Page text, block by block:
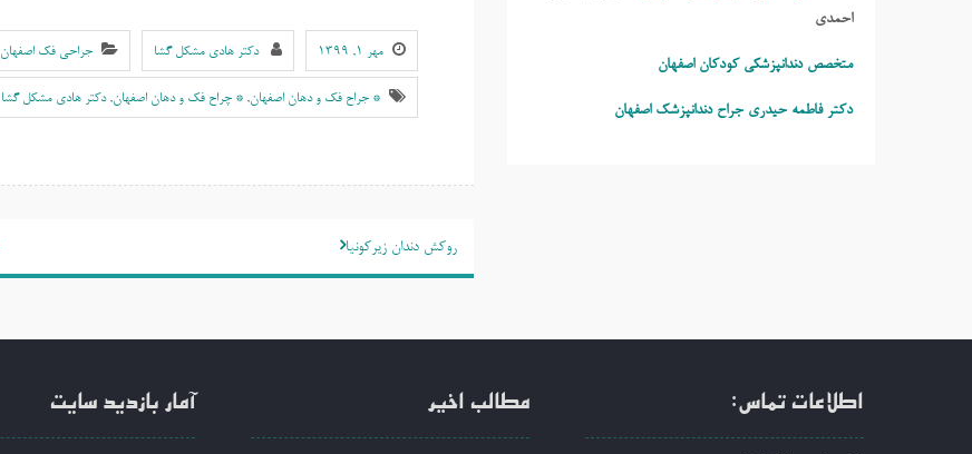
مهر ۱, ۱۳۹۹ دکتر هادی مشکل گشا جراحی فک اصفهان
* جراح فک و دهان اصفهان, * چراح فک و دهان اصفهان,دکتر هادی مشکل گشا
راهبری
روکش دندان زیرکونیا
احمدی
متخصص دندانپزشکی کودکان اصفهان
دکتر فاطمه حیدری جراح دندانپزشک اصفهان
اطلاعات تماس: مطالب اخیر آمار بازدید سایت